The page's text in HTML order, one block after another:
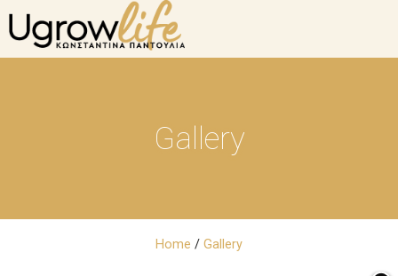
Gallery
Home / Gallery